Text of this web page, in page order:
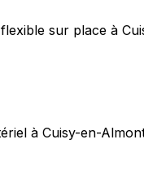
sur place à
à Cuisy-en-